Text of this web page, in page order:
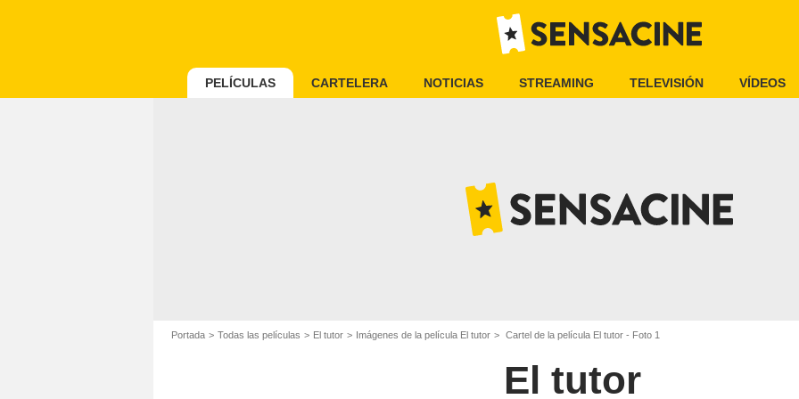
PELÍCULAS CARTELERA NOTICIAS STREAMING TELEVISIÓN VÍDEOS
Portada Todas las películas El tutor Imágenes de la película El tutor Cartel de la película El tutor - Foto 1
El tutor